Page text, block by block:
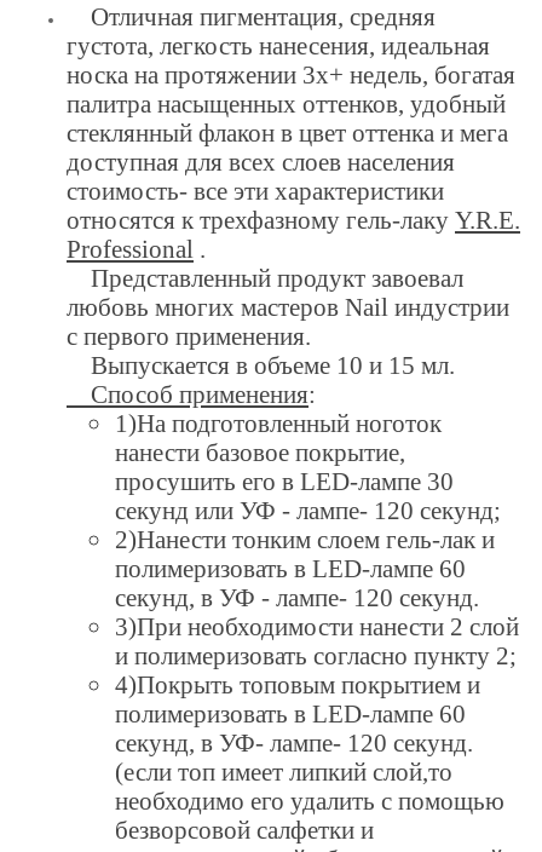
Отличная пигментация, средняя
густота, легкость нанесения, идеальная
носка на протяжении 3х+ недель, богатая
палитра насыщенных оттенков, удобный
стеклянный флакон в цвет оттенка и мега
доступная для всех слоев населения
стоимость- все эти характеристики
относятся к трехфазному гель-лаку Y.R.E.
Professional .
Представленный продукт завоевал
любовь многих мастеров Nail индустрии
с первого применения.
Выпускается в объеме 10 и 15 мл.
Способ применения:
1)На подготовленный ноготок
нанести базовое покрытие,
просушить его в LED-лампе 30
секунд или УФ - лампе- 120 секунд;
2)Нанести тонким слоем гель-лак и
полимеризовать в LED-лампе 60
секунд, в УФ - лампе- 120 секунд.
3)При необходимости нанести 2 слой
и полимеризовать согласно пункту 2;
4)Покрыть топовым покрытием и
полимеризовать в LED-лампе 60
секунд, в УФ- лампе- 120 секунд.
(если топ имеет липкий слой,то
необходимо его удалить с помощью
безворсовой салфетки и